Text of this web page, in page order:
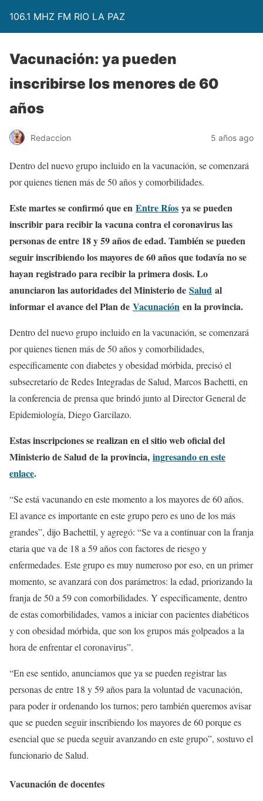
106.1 MHZ FM RIO LA PAZ
Vacunación: ya pueden
inscribirse los menores de 60
años
Redaccion 5 años ago
Dentro del nuevo grupo incluido en la vacunación, se comenzará
por quienes tienen más de 50 años y comorbilidades.
Este martes se confirmó que en Entre Ríos ya se pueden
inscribir para recibir la vacuna contra el coronavirus las
personas de entre 18 y 59 años de edad. También se pueden
seguir inscribiendo los mayores de 60 años que todavía no se
hayan registrado para recibir la primera dosis. Lo
anunciaron las autoridades del Ministerio de Salud al
informar el avance del Plan de Vacunación en la provincia.
Dentro del nuevo grupo incluido en la vacunación, se comenzará
por quienes tienen más de 50 años y comorbilidades,
específicamente con diabetes y obesidad mórbida, precisó el
subsecretario de Redes Integradas de Salud, Marcos Bachetti, en
la conferencia de prensa que brindó junto al Director General de
Epidemiología, Diego Garcilazo.
Estas inscripciones se realizan en el sitio web oficial del
Ministerio de Salud de la provincia, ingresando en este
enlace.
“Se está vacunando en este momento a los mayores de 60 años.
El avance es importante en este grupo pero es uno de los más
grandes”, dijo Bachettil, y agregó: “Se va a continuar con la franja
etaria que va de 18 a 59 años con factores de riesgo y
enfermedades. Este grupo es muy numeroso por eso, en un primer
momento, se avanzará con dos parámetros: la edad, priorizando la
franja de 50 a 59 con comorbilidades. Y específicamente, dentro
de estas comorbilidades, vamos a iniciar con pacientes diabéticos
y con obesidad mórbida, que son los grupos más golpeados a la
hora de enfrentar el coronavirus”.
“En ese sentido, anunciamos que ya se pueden registrar las
personas de entre 18 y 59 años para la voluntad de vacunación,
para poder ir ordenando los turnos; pero también queremos avisar
que se pueden seguir inscribiendo los mayores de 60 porque es
esencial que se pueda seguir avanzando en este grupo”, sostuvo el
funcionario de Salud.
Vacunación de docentes